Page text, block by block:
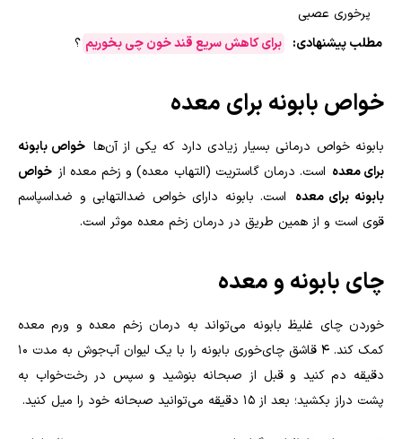
پرخوری عصبی
مطلب پیشنهادی:
برای کاهش سریع قند خون چی بخوریم ؟
خواص بابونه برای معده
بابونه خواص درمانی بسیار زیادی دارد که یکی از آن‌ها خواص بابونه
برای معده است. درمان گاستریت (التهاب معده) و زخم معده از خواص
بابونه برای معده است. بابونه دارای خواص ضدالتهابی و ضداسپاسم
قوی است و از همین طریق در درمان زخم معده موثر است.
چای بابونه و معده
خوردن چای غلیظ بابونه می‌تواند به درمان زخم معده و ورم معده
کمک کند. ۴ قاشق چای‌خوری بابونه را با یک لیوان آب‌جوش به مدت ۱۰
دقیقه دم کنید و قبل از صبحانه بنوشید و سپس در رخت‌خواب به
پشت دراز بکشید؛ بعد از ۱۵ دقیقه می‌توانید صبحانه خود را میل کنید.